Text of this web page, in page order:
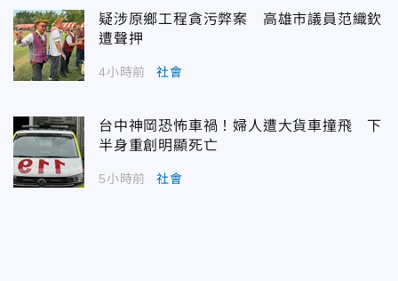
疑涉原鄉工程貪污弊案 高雄市議員范織欽
遭聲押
4小時前 社會
台中神岡恐怖車禍！婦人遭大貨車撞飛 下
半身重創明顯死亡
5小時前 社會